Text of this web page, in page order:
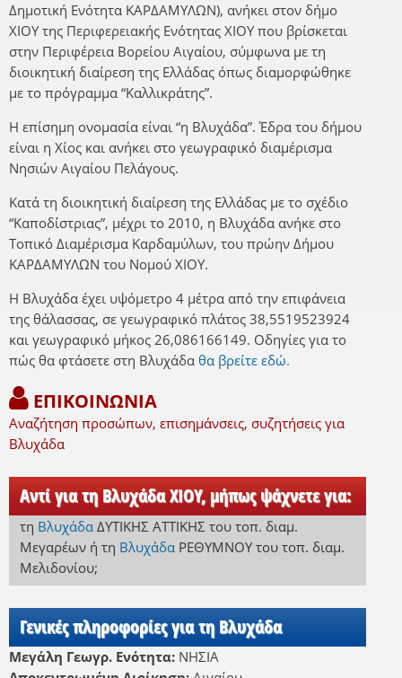
Δημοτική Ενότητα ΚΑΡΔΑΜΥΛΩΝ), ανήκει στον δήμο
ΧΙΟΥ της Περιφερειακής Ενότητας ΧΙΟΥ που βρίσκεται
στην Περιφέρεια Βορείου Αιγαίου, σύμφωνα με τη
διοικητική διαίρεση της Ελλάδας όπως διαμορφώθηκε
με το πρόγραμμα “Καλλικράτης”.
Η επίσημη ονομασία είναι “η Βλυχάδα”. Έδρα του δήμου
είναι η Χίος και ανήκει στο γεωγραφικό διαμέρισμα
Νησιών Αιγαίου Πελάγους.
Κατά τη διοικητική διαίρεση της Ελλάδας με το σχέδιο
“Καποδίστριας”, μέχρι το 2010, η Βλυχάδα ανήκε στο
Τοπικό Διαμέρισμα Καρδαμύλων, του πρώην Δήμου
ΚΑΡΔΑΜΥΛΩΝ του Νομού ΧΙΟΥ.
Η Βλυχάδα έχει υψόμετρο 4 μέτρα από την επιφάνεια
της θάλασσας, σε γεωγραφικό πλάτος 38,5519523924
και γεωγραφικό μήκος 26,086166149. Οδηγίες για το
πώς θα φτάσετε στη Βλυχάδα θα βρείτε εδώ.
ΕΠΙΚΟΙΝΩΝΙΑ
Αναζήτηση προσώπων, επισημάνσεις, συζητήσεις για
Βλυχάδα
Αντί για τη Βλυχάδα ΧΙΟΥ, μήπως ψάχνετε για:
τη Βλυχάδα ΔΥΤΙΚΗΣ ΑΤΤΙΚΗΣ του τοπ. διαμ.
Μεγαρέωνή τη Βλυχάδα ΡΕΘΥΜΝΟΥ του τοπ. διαμ.
Μελιδονίου;
Γενικές πληροφορίες για τη Βλυχάδα
Μεγάλη Γεωγρ. Ενότητα: ΝΗΣΙΑ